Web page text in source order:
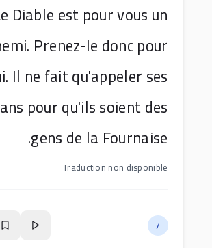
Diable est pour vous un
Prenez-le donc pour
Il ne fait qu'appeler ses
pour qu'ils soient des
gens de la Fournaise.
Traduction non disponible
7